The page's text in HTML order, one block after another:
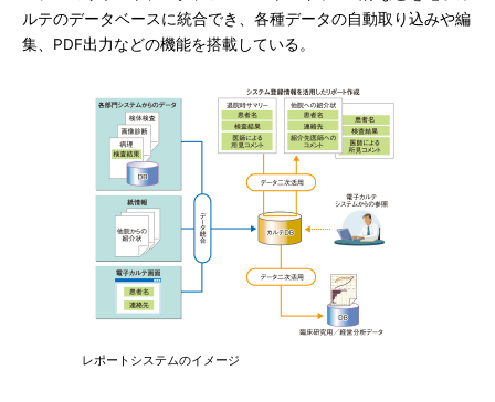
ルテのデータベースに統合でき、各種データの自動取り込みや編
集、PDF出力などの機能を搭載している。
レポートシステムのイメージ